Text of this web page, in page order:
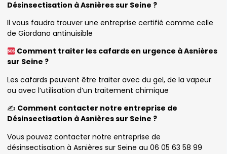
Désinsectisation à Asnières sur Seine ?
Il vous faudra trouver une entreprise certifié comme celle
de Giordano antinuisible
Comment traiter les cafards en urgence à Asnières
sur Seine ?
Les cafards peuvent être traiter avec du gel, de la vapeur
ou avec l’utilisation d’un traitement chimique
✍️ Comment contacter notre entreprise de
Désinsectisation à Asnières sur Seine ?
Vous pouvez contacter notre entreprise de
désinsectisation à Asnières sur Seine au 06 05 63 58 99